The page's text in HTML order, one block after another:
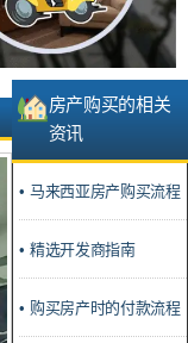
房产购买的相关
资讯
• 马来西亚房产购买流程
• 精选开发商指南
• 购买房产时的付款流程